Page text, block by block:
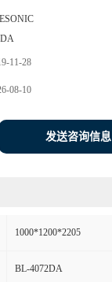
11-28
08-10
发送咨询信息
1000*1200*2205
BL-4072DA